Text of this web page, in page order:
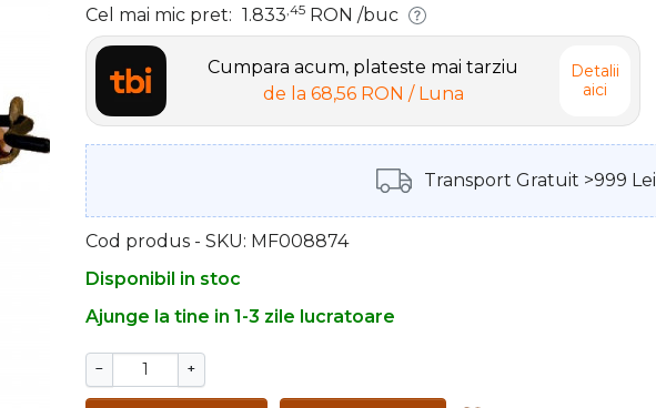
Cel mai mic pret: 1.833,45 RON /buc
Cumpara acum, plateste mai tarziu
de la 68,56 RON / Luna
Detalii
aici
Transport Gratuit >999 Lei
Cod produs - SKU
MF008874
Disponibil in stoc
Ajunge la tine in 1-3 zile lucratoare
− +